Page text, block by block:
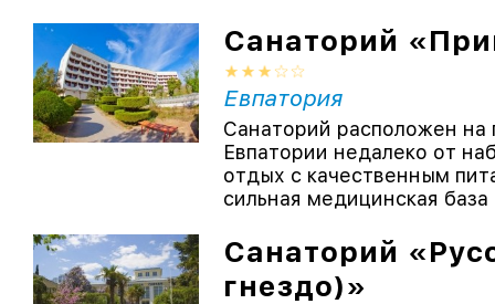
Санаторий
Евпатория
Санаторий расположен на
Евпатории недалеко от
отдых с качественным
сильная медицинская
Санаторий
гнездо)»